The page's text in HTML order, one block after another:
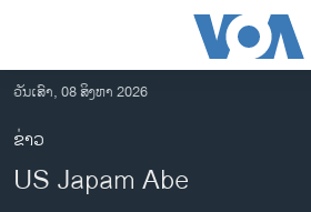
ເຂົ້າ
ຫາ
ຂ້າມ
ຂ້າມ
ອາເມຣິກາ
ວັນເສົາ, 08 ສິງຫາ 2026
ຂ່າວ
US Japam Abe